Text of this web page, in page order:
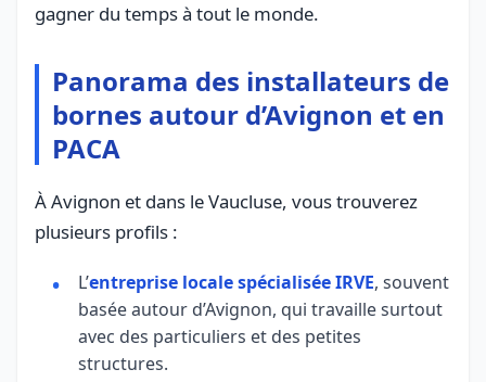
gagner du temps à tout le monde.
Panorama des installateurs de
bornes autour d’Avignon et en
PACA
À Avignon et dans le Vaucluse, vous trouverez
plusieurs profils :
L’entreprise locale spécialisée IRVE, souvent
basée autour d’Avignon, qui travaille surtout
avec des particuliers et des petites
structures.